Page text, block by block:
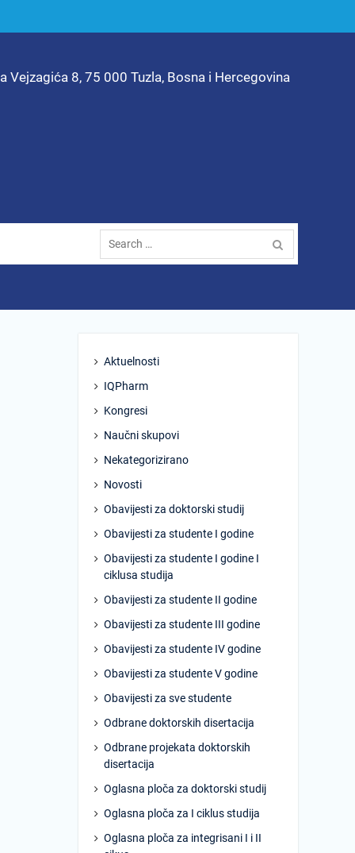
Vejzagića 8, 75 000 Tuzla, Bosna i Hercegovina
Search
for:
Aktuelnosti
IQPharm
Kongresi
Naučni skupovi
Nekategorizirano
Novosti
Obavijesti za doktorski studij
Obavijesti za studente I godine
Obavijesti za studente I godine I
ciklusa studija
Obavijesti za studente II godine
Obavijesti za studente III godine
Obavijesti za studente IV godine
Obavijesti za studente V godine
Obavijesti za sve studente
Odbrane doktorskih disertacija
Odbrane projekata doktorskih
disertacija
Oglasna ploča za doktorski studij
Oglasna ploča za I ciklus studija
Oglasna ploča za integrisani I i II